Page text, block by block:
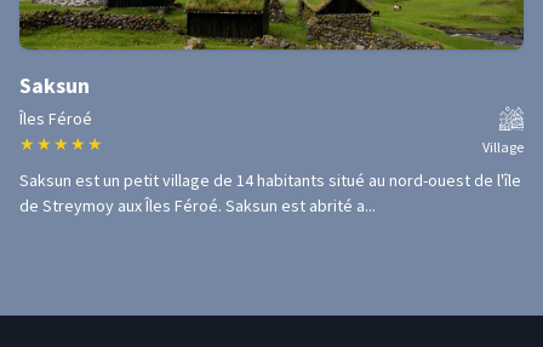
Saksun
Îles Féroé
★ ★ ★ ★ ★ Village
Saksun est un petit village de 14 habitants situé au nord-ouest de l'île
de Streymoy aux Îles Féroé. Saksun est abrité a...